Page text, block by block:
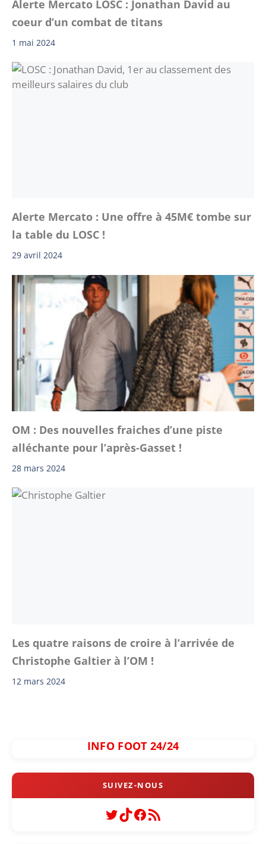
Alerte Mercato LOSC : Jonathan David au
coeur d’un combat de titans
1 mai 2024
Alerte Mercato : Une offre à 45M€ tombe sur
la table du LOSC !
29 avril 2024
OM : Des nouvelles fraiches d’une piste
alléchante pour l’après-Gasset !
28 mars 2024
Les quatre raisons de croire à l’arrivée de
Christophe Galtier à l’OM !
12 mars 2024
INFO FOOT 24/24
Twitter
TikTok
Facebook
Flux RSS